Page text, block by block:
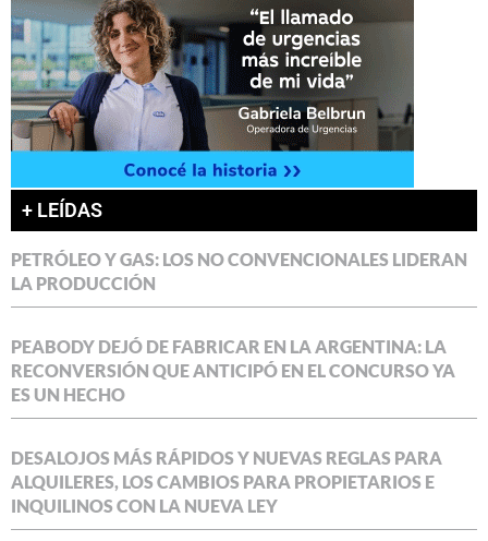
+ LEÍDAS
PETRÓLEO Y GAS: LOS NO CONVENCIONALES LIDERAN
LA PRODUCCIÓN
PEABODY DEJÓ DE FABRICAR EN LA ARGENTINA: LA
RECONVERSIÓN QUE ANTICIPÓ EN EL CONCURSO YA
ES UN HECHO
DESALOJOS MÁS RÁPIDOS Y NUEVAS REGLAS PARA
ALQUILERES, LOS CAMBIOS PARA PROPIETARIOS E
INQUILINOS CON LA NUEVA LEY